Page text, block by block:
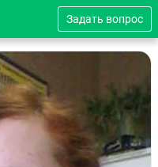
Задать вопрос